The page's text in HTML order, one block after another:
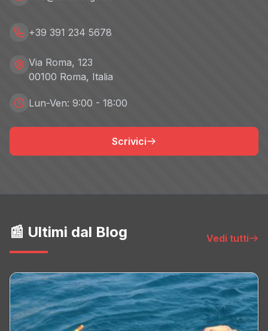
+39 391 234 5678
Via Roma, 123
00100 Roma, Italia
Lun-Ven: 9:00 - 18:00
Scrivici
📰 Ultimi dal Blog Vedi tutti